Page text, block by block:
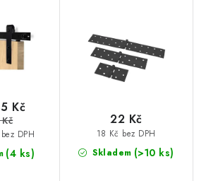
(4 ks)
DPH
Kč
Skladem (>10 ks)
18 Kč bez DPH
22 Kč